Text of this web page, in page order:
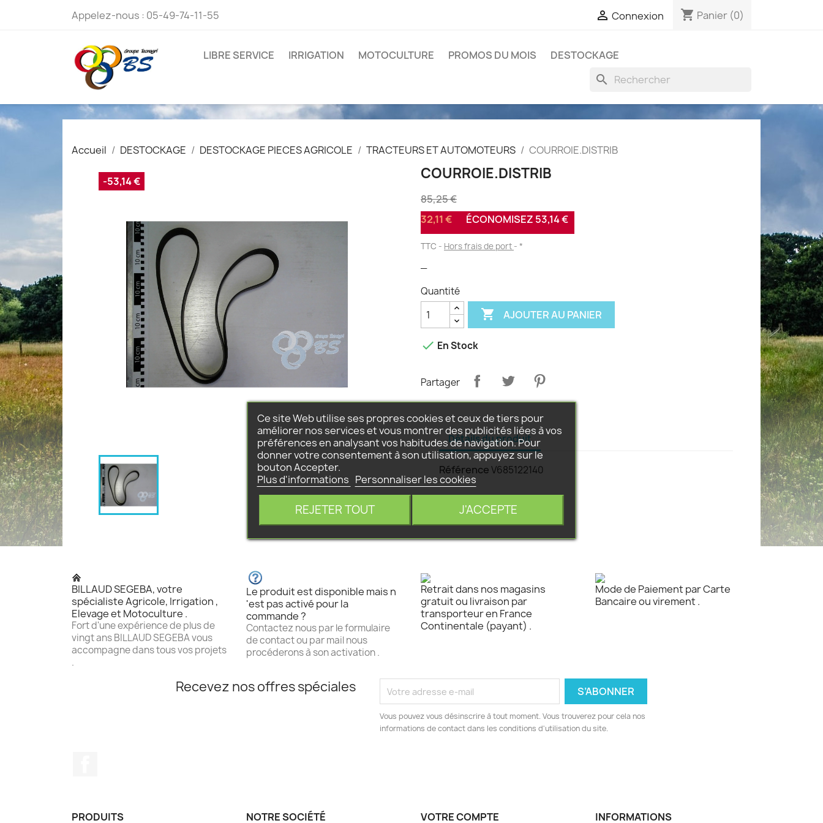
Appelez-nous : 05-49-74-11-55  Connexion shopping_cart Panier (0)
LIBRE SERVICE IRRIGATION MOTOCULTURE PROMOS DU MOIS DESTOCKAGE
search
Accueil DESTOCKAGE DESTOCKAGE PIECES AGRICOLE TRACTEURS ET AUTOMOTEURS COURROIE.DISTRIB
-53,14 € COURROIE.DISTRIB
85,25 €
32,11 €
ÉCONOMISEZ 53,14 €
TTC Hors frais de port *
Quantité
 AJOUTER AU PANIER
 En Stock
Partager
Détails du produit
RéférenceV685122140
BILLAUD SEGEBA, votre
spécialiste Agricole, Irrigation ,
Elevage et Motoculture .
Fort d'une expérience de plus de
vingt ans BILLAUD SEGEBA vous
accompagne dans tous vos projets
.
Le produit est disponible mais n
'est pas activé pour la
commande ?
Contactez nous par le formulaire
de contact ou par mail nous
procéderons à son activation .
Retrait dans nos magasins
gratuit ou livraison par
transporteur en France
Continentale (payant) .
Mode de Paiement par Carte
Bancaire ou virement .
Recevez nos offres spéciales
Vous pouvez vous désinscrire à tout moment. Vous trouverez pour cela nos
informations de contact dans les conditions d'utilisation du site.
PRODUITS NOTRE SOCIÉTÉ VOTRE COMPTE INFORMATIONS
Ce site Web utilise ses propres cookies et ceux de tiers pour
améliorer nos services et vous montrer des publicités liées à vos
préférences en analysant vos habitudes de navigation. Pour
donner votre consentement à son utilisation, appuyez sur le
bouton Accepter.
Plus d'informations Personnaliser les cookies
REJETER TOUT J'ACCEPTE